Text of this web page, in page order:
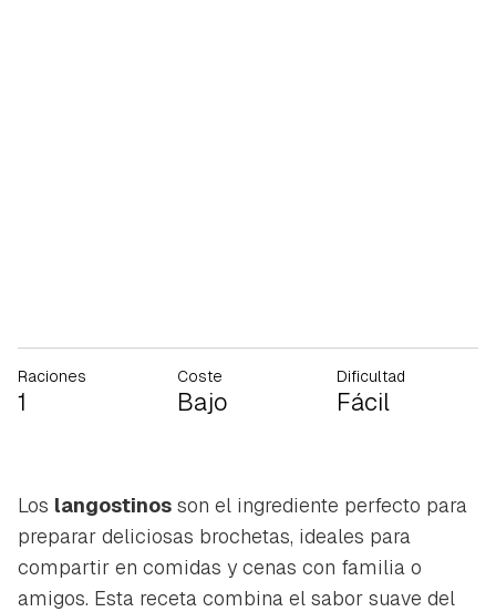
Raciones
1
Coste
Bajo
Dificultad
Fácil
Los langostinos son el ingrediente perfecto para
preparar deliciosas brochetas, ideales para
compartir en comidas y cenas con familia o
amigos. Esta receta combina el sabor suave del